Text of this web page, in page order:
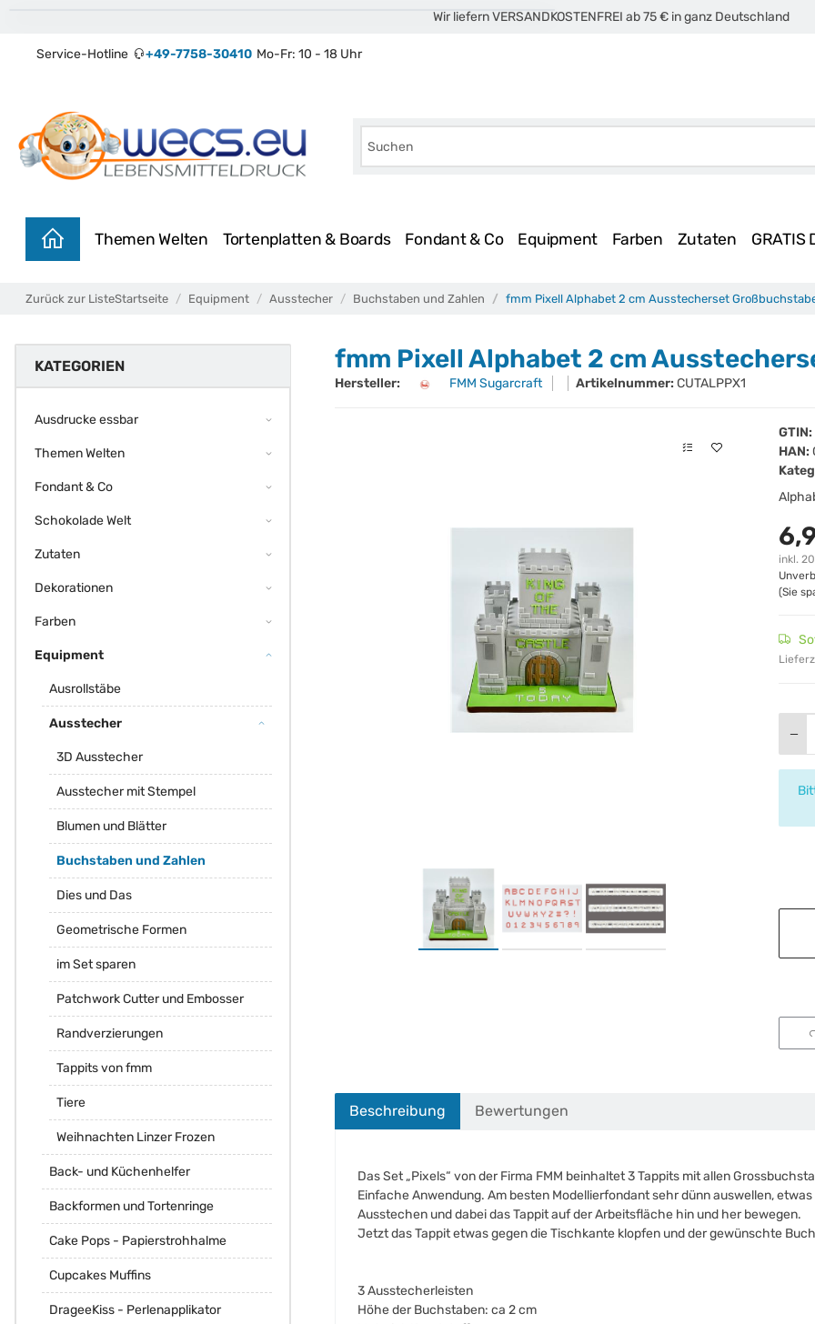
Wir liefern VERSANDKOSTENFREI ab 75 € in ganz Deutschland
Service-Hotline +49-7758-30410 Mo-Fr: 10 - 18 Uhr
Themen Welten Tortenplatten & Boards Fondant & Co Equipment Farben Zutaten GRATIS
Zurück zur ListeStartseite Equipment Ausstecher Buchstaben und Zahlen fmm Pixell Alphabet 2 cm Ausstecherset
fmm Pixell Alphabet 2 cm
Hersteller: FMM Sugarcraft Artikelnummer: CUTALPPX1
GTIN:
HAN:
inkl.
(Sie
x
Beschreibung Bewertungen
Das Set „Pixels“ von der Firma FMM beinhaltet 3 Tappits mit allen
Einfache Anwendung. Am besten Modellierfondant sehr dünn auswellen,
Ausstechen und dabei das Tappit auf der Arbeitsfläche hin und her bewegen.
Jetzt das Tappit etwas gegen die Tischkante klopfen und der gewünschte
3 Ausstecherleisten
Höhe der Buchstaben: ca 2 cm
KATEGORIEN
Ausdrucke essbar
Themen Welten
Fondant & Co
Schokolade Welt
Zutaten
Dekorationen
Farben
Equipment
Ausrollstäbe
Ausstecher
3D Ausstecher
Ausstecher mit Stempel
Blumen und Blätter
Buchstaben und Zahlen
Dies und Das
Geometrische Formen
im Set sparen
Patchwork Cutter und Embosser
Randverzierungen
Tappits von fmm
Tiere
Weihnachten Linzer Frozen
Back- und Küchenhelfer
Backformen und Tortenringe
Cake Pops - Papierstrohhalme
Cupcakes Muffins
DrageeKiss - Perlenapplikator